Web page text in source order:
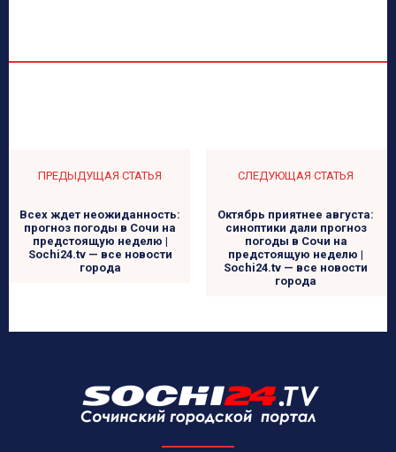
ПРЕДЫДУЩАЯ СТАТЬЯ
Всех ждет неожиданность:
прогноз погоды в Сочи на
предстоящую неделю |
Sochi24.tv — все новости
города
СЛЕДУЮЩАЯ СТАТЬЯ
Октябрь приятнее августа:
синоптики дали прогноз
погоды в Сочи на
предстоящую неделю |
Sochi24.tv — все новости
города